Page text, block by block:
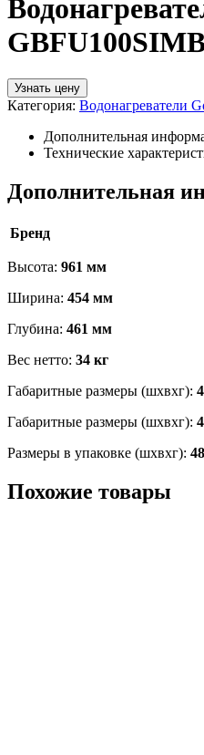
Узнать цену
Категория: Водонагреватели
Дополнительная
Технические
Дополнительная
Бренд
Высота: 961 мм
Ширина: 454 мм
Глубина: 461 мм
Вес нетто: 34 кг
Габаритные размеры (шхвхг):
Габаритные размеры (шхвхг):
Размеры в упаковке (шхвхг):
Похожие товары